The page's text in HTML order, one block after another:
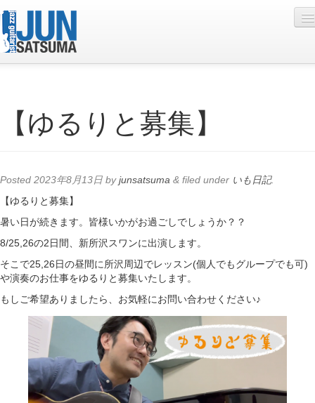
Live Schedule
Photo
Contact
Online Lesson
【ゆるりと募集】
Posted 2023年8月13日 byjunsatsuma & filed under いも日記.
【ゆるりと募集】
暑い日が続きます。皆様いかがお過ごしでしょうか？？
8/25,26の2日間、新所沢スワンに出演します。
そこで25,26日の昼間に所沢周辺でレッスン(個人でもグループでも可)
や演奏のお仕事をゆるりと募集いたします。
もしご希望ありましたら、お気軽にお問い合わせください♪